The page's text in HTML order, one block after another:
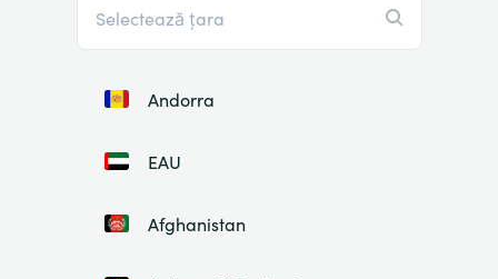
Andorra
EAU
Afghanistan